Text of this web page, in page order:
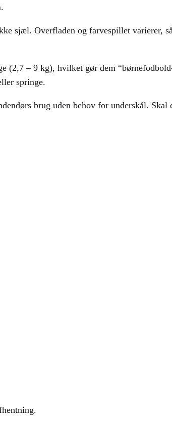
sjæl. Overfladen og farvespillet varierer,
(2,7 – 9 kg), hvilket gør dem
springe.
brug uden behov for underskål. Skal